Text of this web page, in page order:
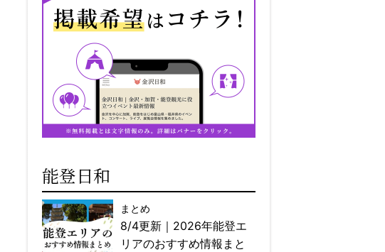
能登日和
まとめ
8/4更新｜2026年能登エ
リアのおすすめ情報まと